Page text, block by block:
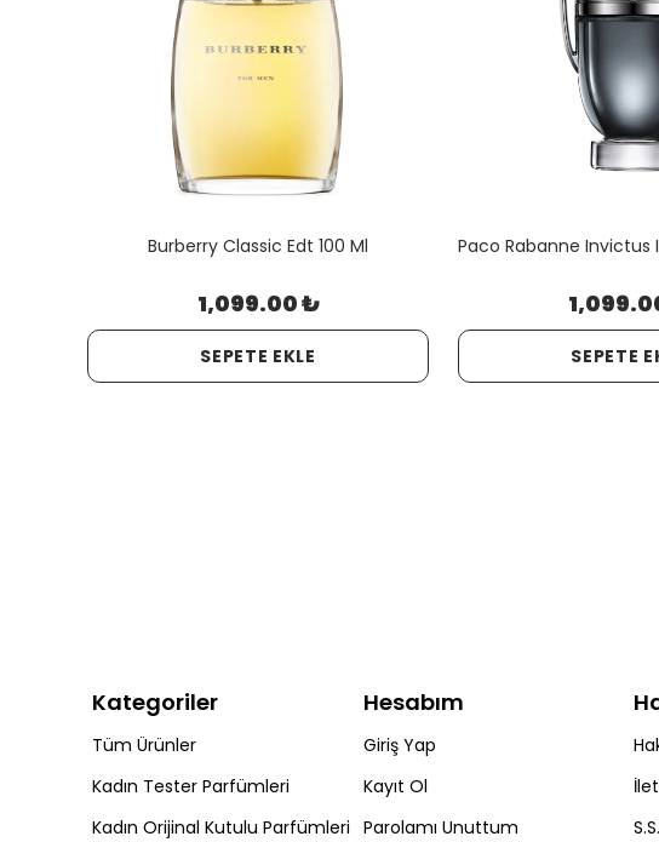
Burberry Classic Edt 100 Ml
1,099.00 ₺
SEPETE EKLE SEPETE
Kategoriler
Tüm Ürünler
Kadın Tester Parfümleri
Kadın Orijinal Kutulu Parfümleri
Hesabım
Giriş Yap
Kayıt Ol
Parolamı Unuttum